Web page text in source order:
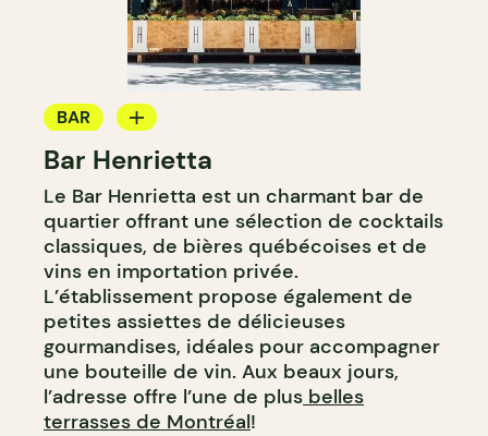
BAR
BAR À VIN
BAR À COCKTAIL
Bar Henrietta
Le Bar Henrietta est un charmant bar de
quartier offrant une sélection de cocktails
classiques, de bières québécoises et de
vins en importation privée.
L’établissement propose également de
petites assiettes de délicieuses
gourmandises, idéales pour accompagner
une bouteille de vin. Aux beaux jours,
l’adresse offre l’une de plus belles
terrasses de Montréal!